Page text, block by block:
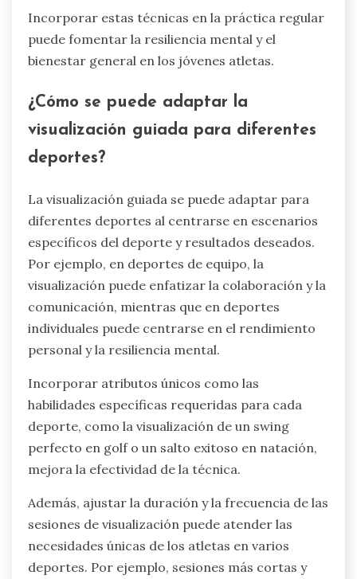
Incorporar estas técnicas en la práctica regular
puede fomentar la resiliencia mental y el
bienestar general en los jóvenes atletas.
¿Cómo se puede adaptar la
visualización guiada para diferentes
deportes?
La visualización guiada se puede adaptar para
diferentes deportes al centrarse en escenarios
específicos del deporte y resultados deseados.
Por ejemplo, en deportes de equipo, la
visualización puede enfatizar la colaboración y la
comunicación, mientras que en deportes
individuales puede centrarse en el rendimiento
personal y la resiliencia mental.
Incorporar atributos únicos como las
habilidades específicas requeridas para cada
deporte, como la visualización de un swing
perfecto en golf o un salto exitoso en natación,
mejora la efectividad de la técnica.
Además, ajustar la duración y la frecuencia de las
sesiones de visualización puede atender las
necesidades únicas de los atletas en varios
deportes. Por ejemplo, sesiones más cortas y